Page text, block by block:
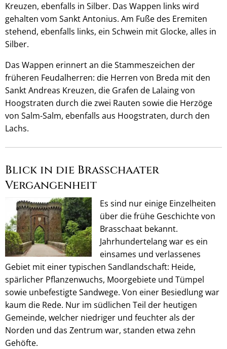
Kreuzen, ebenfalls in Silber. Das Wappen links wird
gehalten vom Sankt Antonius. Am Fuße des Eremiten
stehend, ebenfalls links, ein Schwein mit Glocke, alles in
Silber.
Das Wappen erinnert an die Stammeszeichen der
früheren Feudalherren: die Herren von Breda mit den
Sankt Andreas Kreuzen, die Grafen de Lalaing von
Hoogstraten durch die zwei Rauten sowie die Herzöge
von Salm-Salm, ebenfalls aus Hoogstraten, durch den
Lachs.
Blick in die Brasschaater
Vergangenheit
Es sind nur einige Einzelheiten
über die frühe Geschichte von
Brasschaat bekannt.
Jahrhundertelang war es ein
einsames und verlassenes
Gebiet mit einer typischen Sandlandschaft: Heide,
spärlicher Pflanzenwuchs, Moorgebiete und Tümpel
sowie unbefestigte Sandwege. Von einer Besiedlung war
kaum die Rede. Nur im südlichen Teil der heutigen
Gemeinde, welcher niedriger und feuchter als der
Norden und das Zentrum war, standen etwa zehn
Gehöfte.